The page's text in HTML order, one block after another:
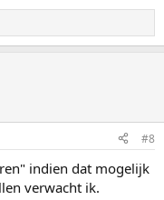
#8
indien dat mogelijk
verwacht ik.